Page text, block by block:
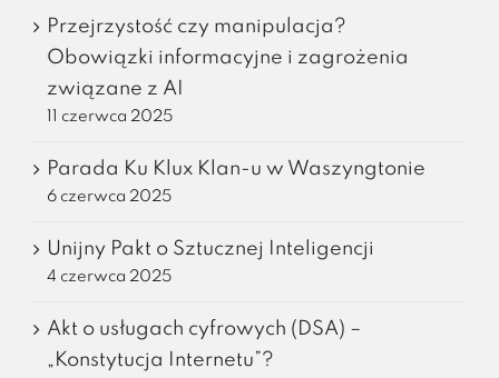
Przejrzystość czy manipulacja?
Obowiązki informacyjne i zagrożenia
związane z AI
11 czerwca 2025
Parada Ku Klux Klan-u w Waszyngtonie
6 czerwca 2025
Unijny Pakt o Sztucznej Inteligencji
4 czerwca 2025
Akt o usługach cyfrowych (DSA) –
„Konstytucja Internetu”?